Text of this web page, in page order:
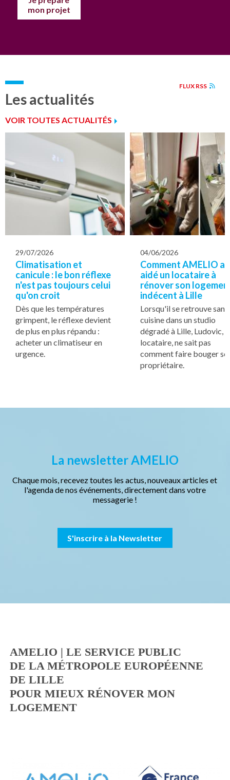
mon projet
Les actualités
FLUX RSS
VOIR TOUTES ACTUALITÉS
29/07/2026
Climatisation et
canicule : le bon réflexe
n'est pas toujours celui
qu'on croit
Dès que les températures
grimpent, le réflexe devient
de plus en plus répandu :
acheter un climatiseur en
urgence.
04/06/2026
Comment AMELIO a
aidé un locataire à
rénover son
indécent à Lille
Lorsqu'il se retrouve sans
cuisine dans un studio
dégradé à Lille, Ludovic,
locataire, ne sait pas
comment faire bouger
propriétaire.
La newsletter AMELIO
Chaque mois, recevez toutes les actus, nouveaux articles et
l'agenda de nos événements, directement dans votre
messagerie !
S'inscrire à la Newsletter
AMELIO | LE SERVICE PUBLIC
DE LA MÉTROPOLE EUROPÉENNE
DE LILLE
POUR MIEUX RÉNOVER MON
LOGEMENT